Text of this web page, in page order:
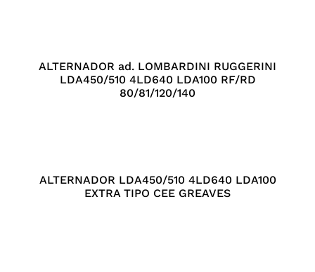
ALTERNADOR ad. LOMBARDINI RUGGERINI
LDA450/510 4LD640 LDA100 RF/RD
80/81/120/140
ALTERNADOR LDA450/510 4LD640 LDA100
EXTRA TIPO CEE GREAVES